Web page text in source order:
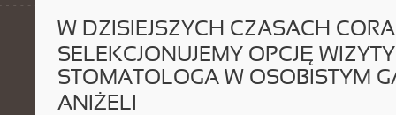
W DZISIEJSZYCH CZASACH
SELEKCJONUJEMY OPCJĘ
STOMATOLOGA W OSOBISTYM
ANIŻELI